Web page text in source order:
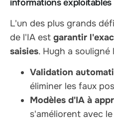
informations exploitables
L'un des plus grands
de l'IA est garantir
saisies. Hugh a souligné
Validation
éliminer les faux
Modèles d'IA à
s'améliorent avec